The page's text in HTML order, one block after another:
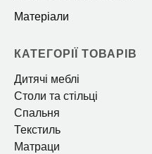
Матеріали
КАТЕГОРІЇ ТОВАРІВ
Дитячі меблі
Столи та стільці
Спальня
Текстиль
Матраци